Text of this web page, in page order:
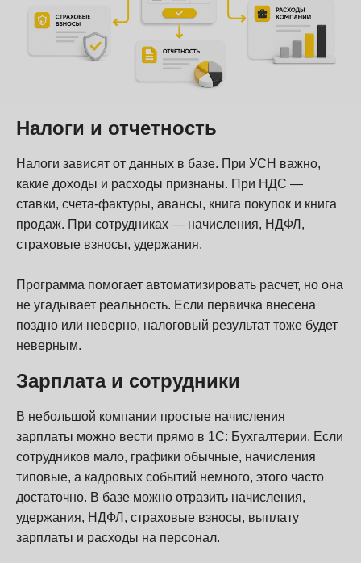
Налоги и отчетность
Налоги зависят от данных в базе. При УСН важно,
какие доходы и расходы признаны. При НДС —
ставки, счета-фактуры, авансы, книга покупок и книга
продаж. При сотрудниках — начисления, НДФЛ,
страховые взносы, удержания.
Программа помогает автоматизировать расчет, но она
не угадывает реальность. Если первичка внесена
поздно или неверно, налоговый результат тоже будет
неверным.
Зарплата и сотрудники
В небольшой компании простые начисления
зарплаты можно вести прямо в 1С: Бухгалтерии. Если
сотрудников мало, графики обычные, начисления
типовые, а кадровых событий немного, этого часто
достаточно. В базе можно отразить начисления,
удержания, НДФЛ, страховые взносы, выплату
зарплаты и расходы на персонал.